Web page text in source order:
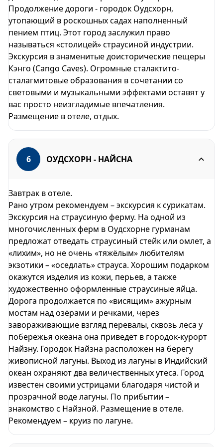
Продолжение дороги - городок Оудсхорн,
утопающий в роскошных садах наполненный
пением птиц. Этот город заслужил право
называться «столицей» страусиной индустрии.
Экскурсия в знаменитые доисторические пещеры
Кэнго (Cango Caves). Огромные сталактито-
сталагмитовые образования в сочетании со
световыми и музыкальными эффектами оставят у
вас просто неизгладимые впечатления.
Размещение в отеле, отдых.
6 ОУДСХОРН - НАЙСНА
Завтрак в отеле.
Рано утром рекомендуем – экскурсия к сурикатам.
Экскурсия на страусиную ферму. На одной из
многочисленных ферм в Оудсхорне гурманам
предложат отведать страусиный стейк или омлет, а
«лихим», но не очень «тяжёлым» любителям
экзотики – «оседлать» страуса. Хорошим подарком
окажутся изделия из кожи, перьев, а также
художественно оформленные страусиные яйца.
Дорога продолжается по «висящим» ажурным
мостам над озёрами и речками, через
завораживающие взгляд перевалы, сквозь леса у
побережья океана она приведёт в городок-курорт
Найзну. Городок Найзна расположен на берегу
живописной лагуны. Выход из лагуны в Индийский
океан охраняют два величественных утеса. Город
известен своими устрицами благодаря чистой и
прозрачной воде лагуны. По прибытии –
знакомство с Найзной. Размещение в отеле.
Рекомендуем – круиз по лагуне.